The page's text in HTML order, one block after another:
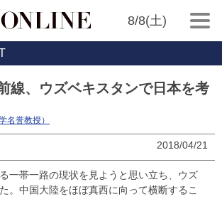
8/8(土)
線、ウズベキスタンで日本を考
名誉教授）
2018/04/21
一帯一路の現状を見ようと思い立ち、ウズ
。中国大陸をほぼ真西に向って横断するこ